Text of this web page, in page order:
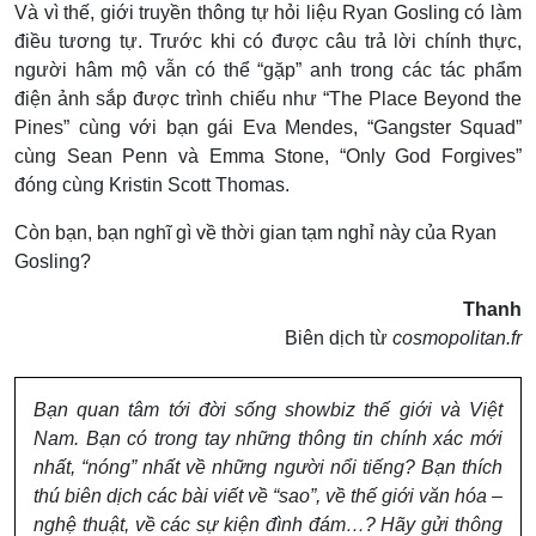
Và vì thế, giới truyền thông tự hỏi liệu Ryan Gosling có làm
điều tương tự. Trước khi có được câu trả lời chính thực,
người hâm mộ vẫn có thể “gặp” anh trong các tác phẩm
điện ảnh sắp được trình chiếu như “The Place Beyond the
Pines” cùng với bạn gái Eva Mendes, “Gangster Squad”
cùng Sean Penn và Emma Stone, “Only God Forgives”
đóng cùng Kristin Scott Thomas.
Còn bạn, bạn nghĩ gì về thời gian tạm nghỉ này của Ryan
Gosling?
Thanh
Biên dịch từ cosmopolitan.fr
Bạn quan tâm tới đời sống showbiz thế giới và Việt
Nam. Bạn có trong tay những thông tin chính xác mới
nhất, “nóng” nhất về những người nổi tiếng? Bạn thích
thú biên dịch các bài viết về “sao”, về thế giới văn hóa –
nghệ thuật, về các sự kiện đình đám…? Hãy gửi thông